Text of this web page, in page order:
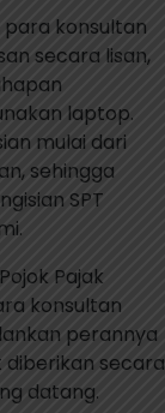
konsultan
secara lisan,
laptop.
mulai dari
sehingga
SPT
Pajak
konsultan
perannya
secara
datang.